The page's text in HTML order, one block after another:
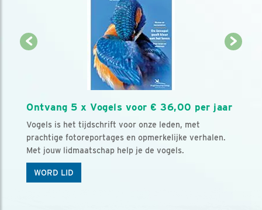
Ontvang 5 x Vogels voor € 36,00 per jaar
Vogels is het tijdschrift voor onze leden, met
prachtige fotoreportages en opmerkelijke verhalen.
Met jouw lidmaatschap help je de vogels.
WORD LID